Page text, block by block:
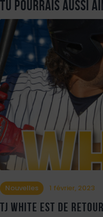
Tu pourrais aussi
Nouvelles 1 février, 2023
TJ White est de